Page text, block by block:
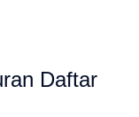
Daftar